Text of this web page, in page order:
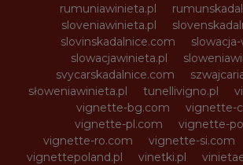
rumuniawinieta.pl
sloveniawinieta.pl
slovinskadalnice.com
slowacjawinieta.pl
svycarskadalnice.com
słoweniawinieta.pl
tunellivigno.pl
vignette-bg.com
vignette-
vignette-pl.com
vignette-
vignette-ro.com
vignette-si.com
vignettepoland.pl
vinetki.pl